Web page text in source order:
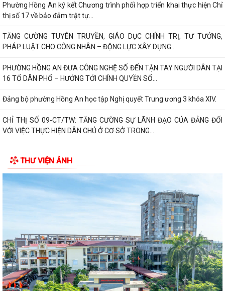
TRUNG ƯƠNG BAN HÀNH QUY ĐỊNH MỚI VỀ 19 ĐIỀU ĐẢNG VIÊN
KHÔNG ĐƯỢC LÀM
ĐẢNG UỶ - HĐND - UBND- UBMTTQ VN PHƯỜNG HỒNG AN THĂM VÀ
CHÚC MỪNG LIÊN ĐOÀN LAO ĐỘNG THÀNH PHỐ NHÂN...
UBND phường Hồng An tổ chức Hội nghị đánh giá kết quả thực hiện
nhiệm vụ phát triển kinh tế- xã...
PHƯỜNG HỒNG AN TỔ CHỨC LỄ THẮP NẾN TRI ÂN CÁC ANH HÙNG
PHƯỜNG HỒNG AN ẤM ÁP CHƯƠNG TRÌNH KHÁM BỆNH, CẤP PHÁT
Phường Hồng An tổ chức đợt chi trả tiền bồi thường, hỗ trợ đối 67 hộ
gia đình có đất mộ thuộc Dự án...
UỶ BAN NHÂN DÂN PHƯỜNG HỒNG AN LÀM VIỆC VỚI MỘT SỐ DOANH
NGHIỆP TRÊN ĐỊA BÀN VỀ VIỆC THỰC HIỆN CHỈ...
PHƯỜNG HỒNG AN: ĐƯA CÔNG NGHỆ SỐ ĐẾN TẬN TAY NGƯỜI DÂN
TẠI 16 TỔ DÂN PHỐ – HƯỚNG TỚI CHÍNH QUYỀN SỐ...
PHƯỜNG HỒNG AN ĐẨY MẠNH TUYÊN TRUYỀN, HƯỞNG ỨNG GIẢI BÁO
CHÍ TOÀN QUỐC VỀ XÂY DỰNG ĐẢNG (GIẢI BÚA...
ĐOÀN GIÁM SÁT CỦA UỶ BAN MTTQ VIỆT NAM THÀNH PHỐ GIÁM
THƯ VIỆN ẢNH